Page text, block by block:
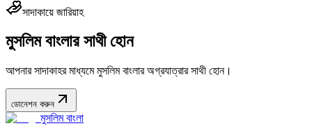
সাদাকায়ে জারিয়াহ
মুসলিম বাংলার সাথী হোন
আপনার সাদাকাহর মাধ্যমে মুসলিম বাংলার অগ্রযাত্রার সাথী হোন।
ডোনেশন করুন
মুসলিম বাংলা